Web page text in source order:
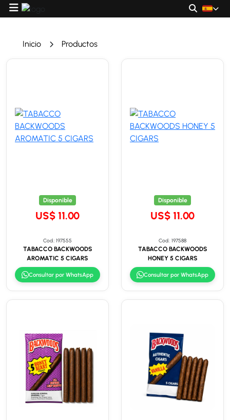
Inicio Productos
Disponible
US$ 11.00
Cod.: 197555
TABACCO BACKWOODS
AROMATIC 5 CIGARS
Consultar por WhatsApp
Disponible
US$ 11.00
Cod.: 197588
TABACCO BACKWOODS
HONEY 5 CIGARS
Consultar por WhatsApp